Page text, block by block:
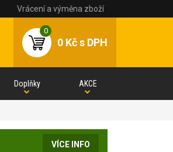
Vrácení a výměna zboží
0
0 Kčs DPH
Doplňky AKCE
VÍCE INFO